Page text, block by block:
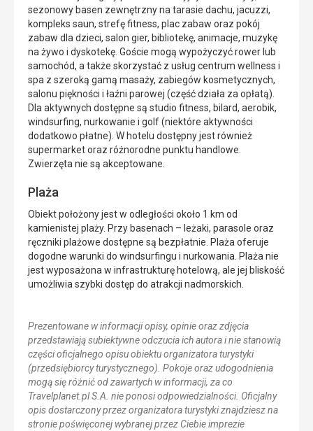
sezonowy basen zewnętrzny na tarasie dachu, jacuzzi,
kompleks saun, strefę fitness, plac zabaw oraz pokój
zabaw dla dzieci, salon gier, bibliotekę, animacje, muzykę
na żywo i dyskotekę. Goście mogą wypożyczyć rower lub
samochód, a także skorzystać z usług centrum wellness i
spa z szeroką gamą masaży, zabiegów kosmetycznych,
salonu piękności i łaźni parowej (część działa za opłatą).
Dla aktywnych dostępne są studio fitness, bilard, aerobik,
windsurfing, nurkowanie i golf (niektóre aktywności
dodatkowo płatne). W hotelu dostępny jest również
supermarket oraz różnorodne punktu handlowe.
Zwierzęta nie są akceptowane.
Plaża
Obiekt położony jest w odległości około 1 km od
kamienistej plaży. Przy basenach – leżaki, parasole oraz
ręczniki plażowe dostępne są bezpłatnie. Plaża oferuje
dogodne warunki do windsurfingu i nurkowania. Plaża nie
jest wyposażona w infrastrukturę hotelową, ale jej bliskość
umożliwia szybki dostęp do atrakcji nadmorskich.
Prezentowane w informacji opisy, opinie oraz zdjęcia
przedstawiają subiektywne odczucia ich autora i nie stanowią
części oficjalnego opisu obiektu organizatora turystyki
(przedsiębiorcy turystycznego). Pokoje oraz udogodnienia
mogą się różnić od zawartych w informacji, za co
Travelplanet.pl S.A. nie ponosi odpowiedzialności. Oficjalny
opis dostarczony przez organizatora turystyki znajdziesz na
stronie poświęconej wybranej przez Ciebie imprezie